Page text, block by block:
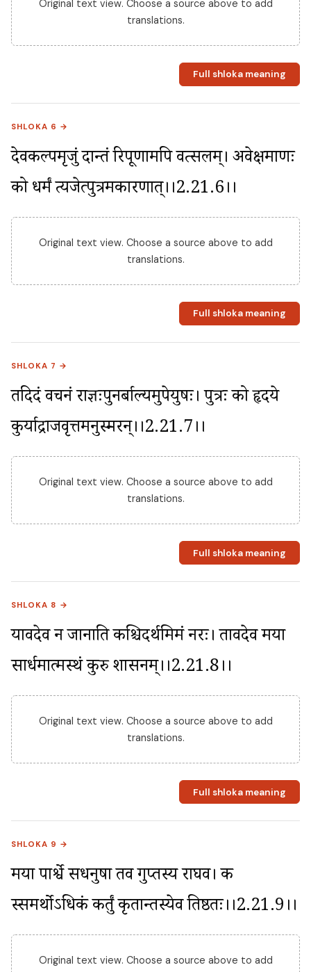
Original text view. Choose a source above to add
translations.
Full shloka meaning
SHLOKA 6 →
देवकल्पमृजुं दान्तं रिपूणामपि वत्सलम्। अवेक्षमाणः
को धर्मं त्यजेत्पुत्रमकारणात्।।2.21.6।।
Original text view. Choose a source above to add
translations.
Full shloka meaning
SHLOKA 7 →
तदिदं वचनं राज्ञःपुनर्बाल्यमुपेयुषः। पुत्रः को हृदये
कुर्याद्राजवृत्तमनुस्मरन्।।2.21.7।।
Original text view. Choose a source above to add
translations.
Full shloka meaning
SHLOKA 8 →
यावदेव न जानाति कश्चिदर्थमिमं नरः। तावदेव मया
सार्धमात्मस्थं कुरु शासनम्।।2.21.8।।
Original text view. Choose a source above to add
translations.
Full shloka meaning
SHLOKA 9 →
मया पार्श्वे सधनुषा तव गुप्तस्य राघव। क
स्समर्थोऽधिकं कर्तुं कृतान्तस्येव तिष्ठतः।।2.21.9।।
Original text view. Choose a source above to add